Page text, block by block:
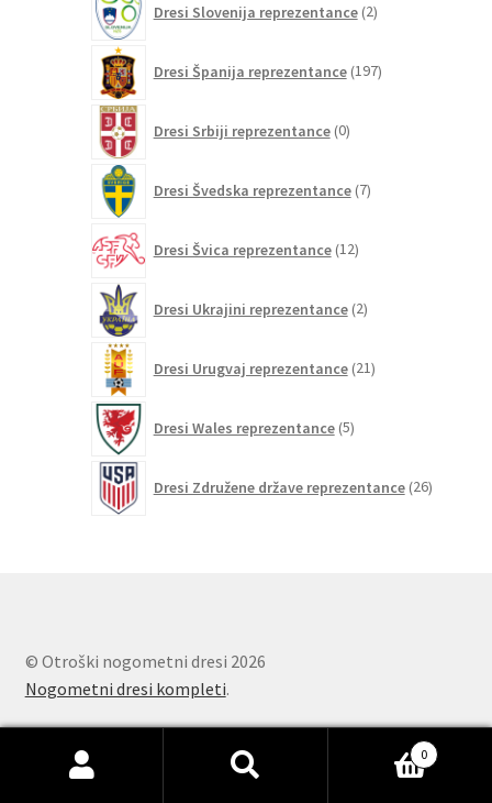
Dresi Slovenija reprezentance 2izdelka
Dresi Španija reprezentance 197izdelkov
Dresi Srbiji reprezentance 0izdelkov
Dresi Švedska reprezentance 7izdelkov
Dresi Švica reprezentance 12izdelkov
Dresi Ukrajini reprezentance 2izdelka
Dresi Urugvaj reprezentance 21izdelkov
Dresi Wales reprezentance 5izdelkov
Dresi Združene države reprezentance 26izdelkov
© Otroški nogometni dresi 2026
Nogometni dresi kompleti.
0